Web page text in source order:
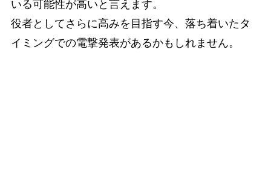
いる可能性が高いと言えます。
役者としてさらに高みを目指す今、落ち着いたタ
イミングでの電撃発表があるかもしれません。